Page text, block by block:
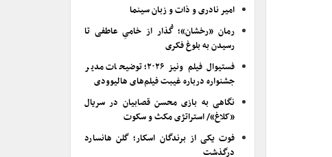
امیر نادری و ذات و زبان سینما
رمان «رخشان»؛ گُذار از خامیِ عاطفی تا
رسیدن به بلوغ فکری
فستیوال فیلم ونیز ۲۰۲۶؛ توضیحات مدیر
جشنواره درباره غیبت فیلم‌های هالیوودی
نگاهی به بازی محسن قصابیان در سریال
«کلاغ»/ استراتژی مکث و سکوت
فوت یکی از برندگان اسکار؛ گلن هانسارد
درگذشت